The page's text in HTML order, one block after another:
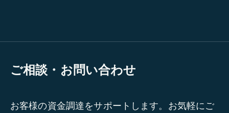
ご相談・お問い合わせ
お客様の資金調達をサポートします。お気軽にご